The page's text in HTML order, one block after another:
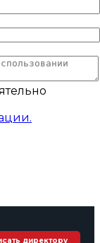
директору